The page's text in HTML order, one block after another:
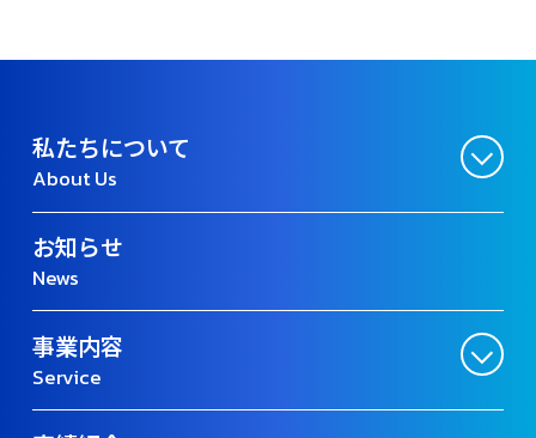
私たちについて
About Us
お知らせ
News
事業内容
Service